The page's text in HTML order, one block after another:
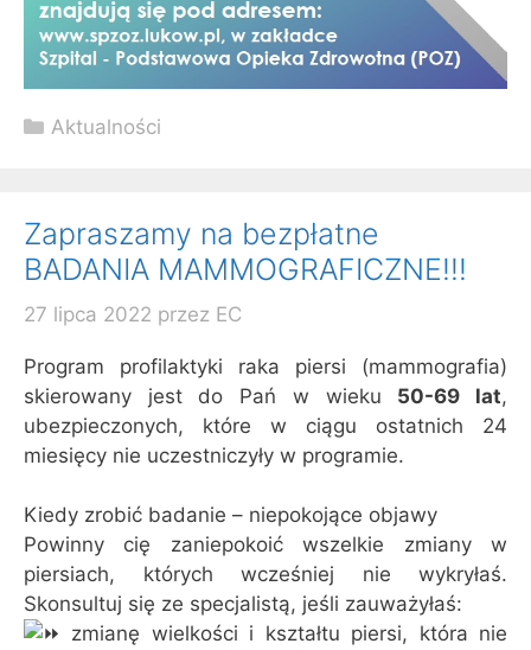
Kategorie
Aktualności
Zapraszamy na bezpłatne
BADANIA MAMMOGRAFICZNE!!!
27 lipca 2022 przez EC
Program profilaktyki raka piersi (mammografia)
skierowany jest do Pań w wieku 50-69 lat,
ubezpieczonych, które w ciągu ostatnich 24
miesięcy nie uczestniczyły w programie.
Kiedy zrobić badanie – niepokojące objawy
Powinny cię zaniepokoić wszelkie zmiany w
piersiach, których wcześniej nie wykryłaś.
Skonsultuj się ze specjalistą, jeśli zauważyłaś:
zmianę wielkości i kształtu piersi, która nie